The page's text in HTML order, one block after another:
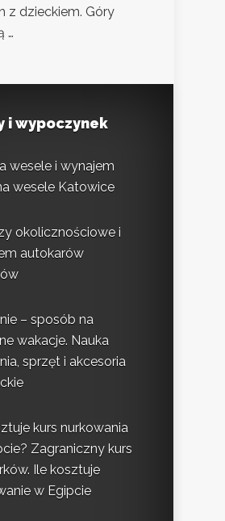
z dzieckiem. Góry
…
i wypoczynek
wesele i wynajem
wesele Katowice
okolicznościowe i
autokarów
– sposób na
wakacje. Nauka
sprzęt i akcesoria
kurs nurkowania
Zagraniczny kurs
Ile kosztuje
w Egipcie